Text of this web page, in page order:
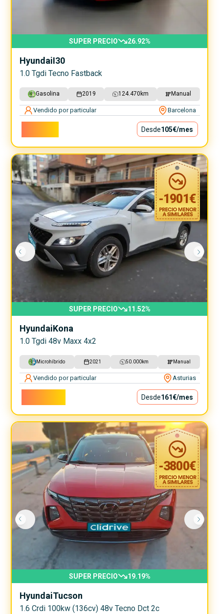
SUPER PRECIO 26.92%
HyundaiI30
1.0 Tgdi Tecno Fastback
Gasolina 2019 124.470 km Manual
Vendido por particular Barcelona
Desde105€/mes
-1901€
SUPER PRECIO 11.52%
HyundaiKona
1.0 Tgdi 48v Maxx 4x2
Microhíbrido 2021 50.000km Manual
Vendido por particular Asturias
Desde161€/mes
-3800€
SUPER PRECIO 19.19%
HyundaiTucson
1.6 Crdi 100kw (136cv) 48v Tecno Dct 2c